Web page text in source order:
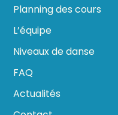
Planning des cours
L’équipe
Niveaux de danse
FAQ
Actualités